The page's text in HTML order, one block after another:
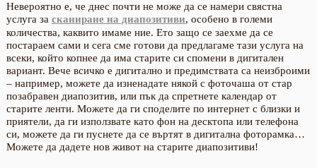
Невероятно е, че днес почти не може да се намери свястна
услуга за сканиране на диапозитиви, особено в големи
количества, каквито имаме ние. Ето защо се заехме да се
постараем сами и сега сме готови да предлагаме тази услуга на
всеки, който копнее да има старите си спомени в дигитален
вариант. Вече всичко е дигитално и предимствата са неизброими
– например, можете да изненадате някой с фоточаша от стар
позабравен диапозитив, или пък да спретнете календар от
старите ленти. Можете да ги споделите по интернет с близки и
приятели, да ги използвате като фон на десктопа или телефона
си, можете да ги пуснете да се въртят в дигитална фоторамка…
Можете да дадете нов живот на старите диапозитиви!